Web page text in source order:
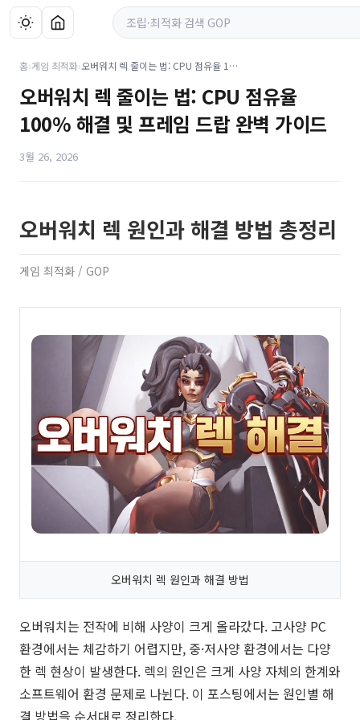
홈›게임 최적화› 오버워치 렉 줄이는 법: CPU 점유율 100% 해결 및 프레임 드랍 완벽 가이드
오버워치 렉 줄이는 법: CPU 점유율
100% 해결 및 프레임 드랍 완벽 가이드
3월 26, 2026
오버워치 렉 원인과 해결 방법 총정리
게임 최적화 / GOP
오버워치 렉 원인과 해결 방법
오버워치는 전작에 비해 사양이 크게 올라갔다. 고사양 PC
환경에서는 체감하기 어렵지만, 중·저사양 환경에서는 다양
한 렉 현상이 발생한다. 렉의 원인은 크게 사양 자체의 한계와
소프트웨어 환경 문제로 나뉜다. 이 포스팅에서는 원인별 해
결 방법을 순서대로 정리한다.